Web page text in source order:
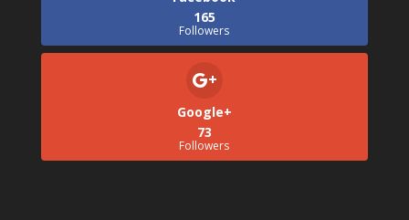
165
Followers
Google+
73
Followers